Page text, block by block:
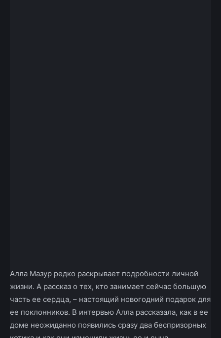
Алла Мазур редко раскрывает подробности личной
жизни. А рассказ о тех, кто занимает сейчас большую
часть ее сердца, – настоящий новогодний подарок для
ее поклонников. В интервью Алла рассказала, как в ее
доме неожиданно появились сразу два беспризорных